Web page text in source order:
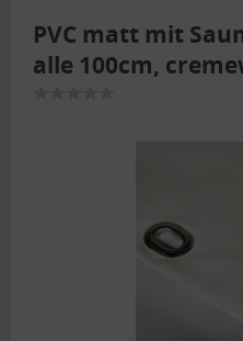
PVC matt mit
alle 100cm,